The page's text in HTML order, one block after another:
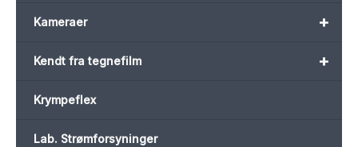
+
Kameraer
+
Kendt fra tegnefilm
Krympeflex
Lab. Strømforsyninger